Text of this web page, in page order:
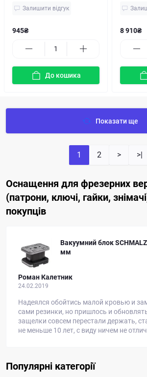
Залишити відгук
945₴
До кошика
8 910₴
Показати ще
1 2 > >|
Оснащення для фрезерних
(патрони, ключі, гайки,
покупців
Пластиковий затискач
під патрон ISO-30
Артур
06.02.2019
Оригинальные Биессовские брал за 70
в 2 раза дешевле, пластик что там, что
Популярні категорії